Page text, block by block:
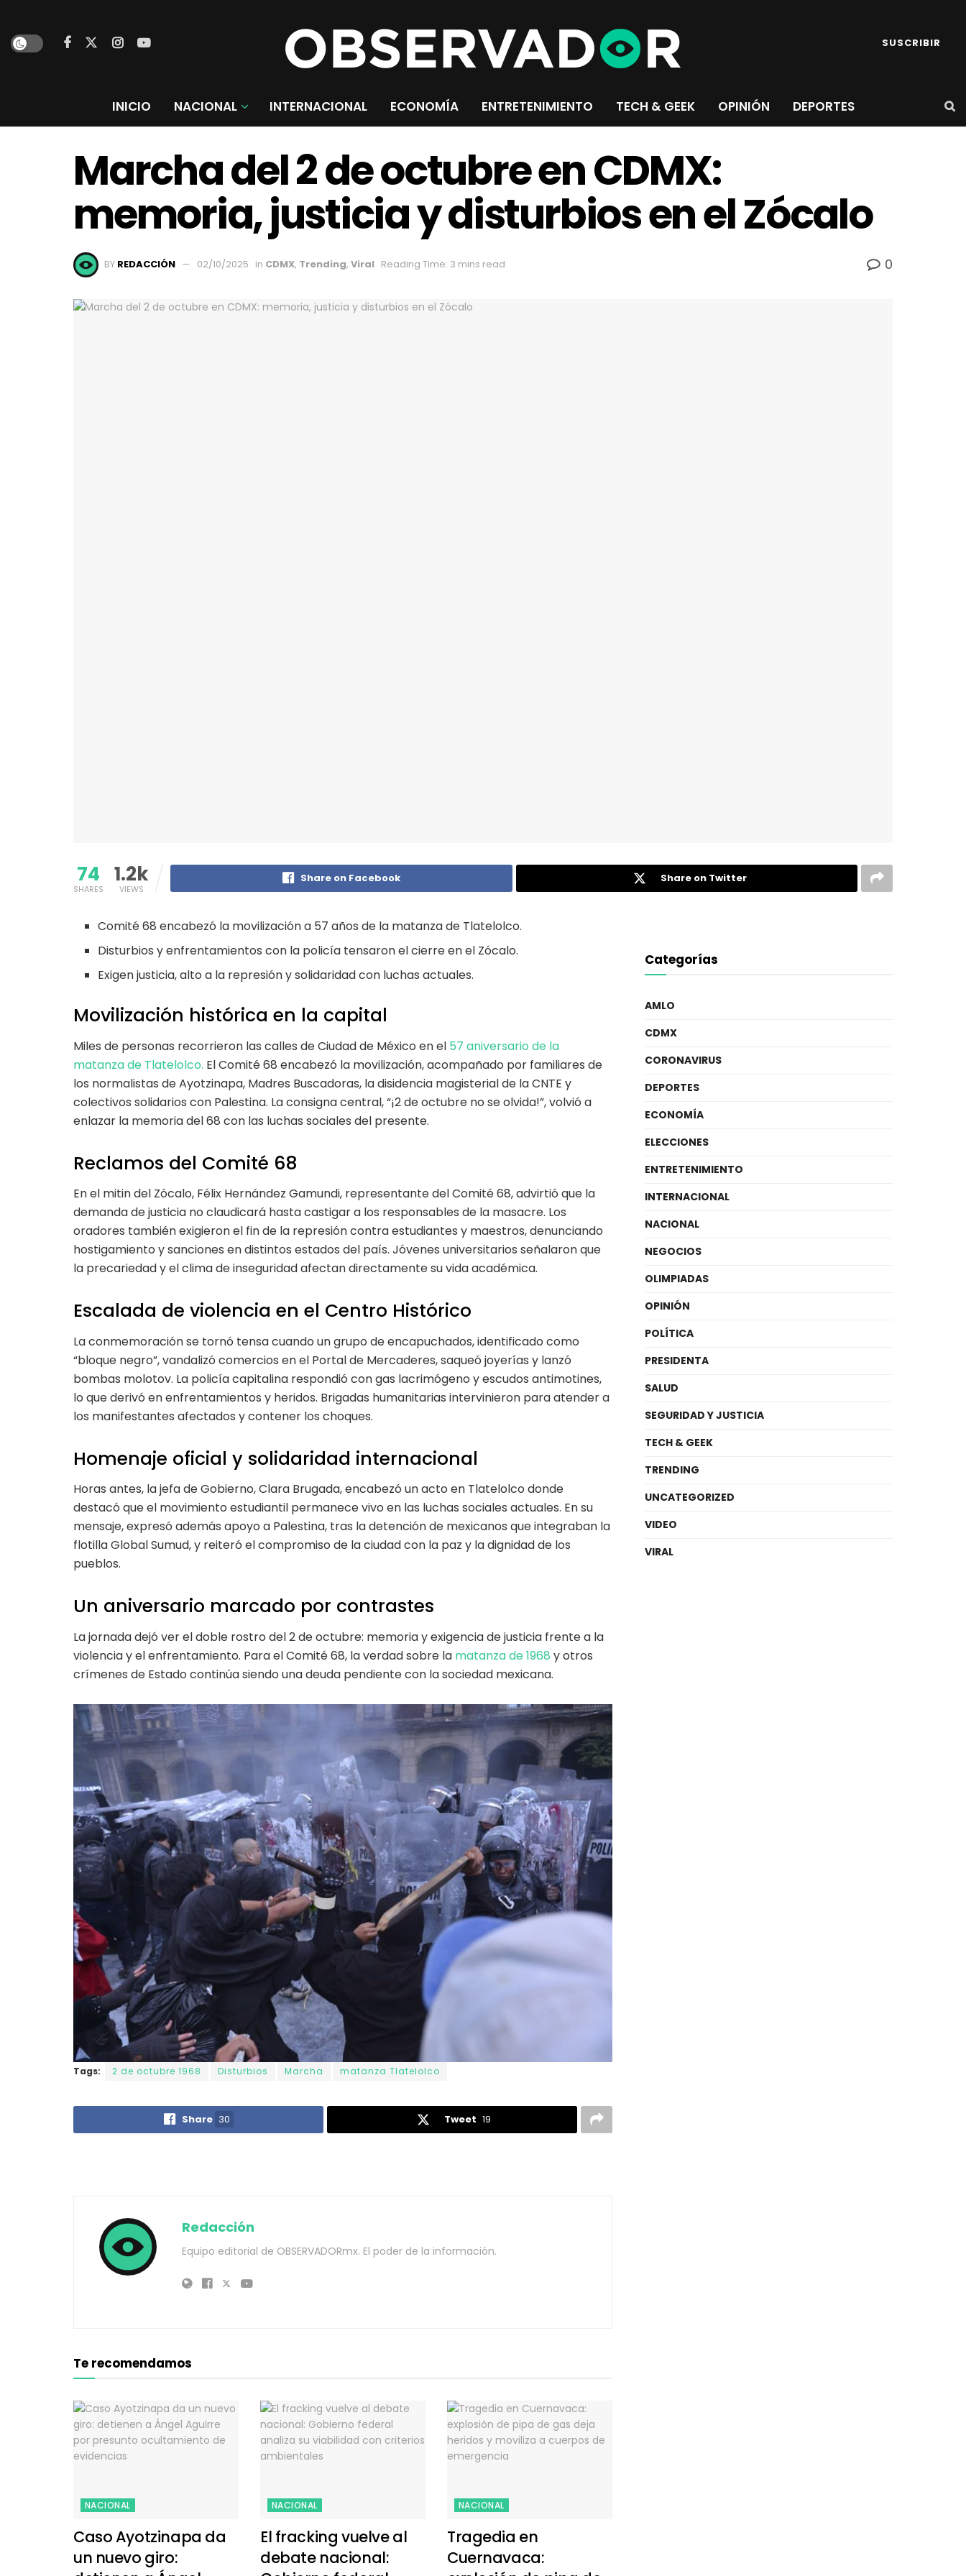
SUSCRIBIR
INICIO NACIONAL INTERNACIONAL ECONOMÍA ENTRETENIMIENTO TECH & GEEK OPINIÓN DEPORTES
Marcha del 2 de octubre en CDMX:
memoria, justicia y disturbios en el Zócalo
BY REDACCIÓN 02/10/2025 in CDMX, Trending, Viral Reading Time: 3 mins read 0
74
SHARES
1.2k
VIEWS
Share on Facebook Share on Twitter
Comité 68 encabezó la movilización a 57 años de la matanza de Tlatelolco.
Disturbios y enfrentamientos con la policía tensaron el cierre en el Zócalo.
Exigen justicia, alto a la represión y solidaridad con luchas actuales.
Movilización histórica en la capital
Miles de personas recorrieron las calles de Ciudad de México en el 57 aniversario de la
matanza de Tlatelolco. El Comité 68 encabezó la movilización, acompañado por familiares de
los normalistas de Ayotzinapa, Madres Buscadoras, la disidencia magisterial de la CNTE y
colectivos solidarios con Palestina. La consigna central, “¡2 de octubre no se olvida!”, volvió a
enlazar la memoria del 68 con las luchas sociales del presente.
Reclamos del Comité 68
En el mitin del Zócalo, Félix Hernández Gamundi, representante del Comité 68, advirtió que la
demanda de justicia no claudicará hasta castigar a los responsables de la masacre. Los
oradores también exigieron el fin de la represión contra estudiantes y maestros, denunciando
hostigamiento y sanciones en distintos estados del país. Jóvenes universitarios señalaron que
la precariedad y el clima de inseguridad afectan directamente su vida académica.
Escalada de violencia en el Centro Histórico
La conmemoración se tornó tensa cuando un grupo de encapuchados, identificado como
“bloque negro”, vandalizó comercios en el Portal de Mercaderes, saqueó joyerías y lanzó
bombas molotov. La policía capitalina respondió con gas lacrimógeno y escudos antimotines,
lo que derivó en enfrentamientos y heridos. Brigadas humanitarias intervinieron para atender a
los manifestantes afectados y contener los choques.
Homenaje oficial y solidaridad internacional
Horas antes, la jefa de Gobierno, Clara Brugada, encabezó un acto en Tlatelolco donde
destacó que el movimiento estudiantil permanece vivo en las luchas sociales actuales. En su
mensaje, expresó además apoyo a Palestina, tras la detención de mexicanos que integraban la
flotilla Global Sumud, y reiteró el compromiso de la ciudad con la paz y la dignidad de los
pueblos.
Un aniversario marcado por contrastes
La jornada dejó ver el doble rostro del 2 de octubre: memoria y exigencia de justicia frente a la
violencia y el enfrentamiento. Para el Comité 68, la verdad sobre la matanza de 1968 y otros
crímenes de Estado continúa siendo una deuda pendiente con la sociedad mexicana.
Tags: 2 de octubre 1968 Disturbios Marcha matanza Tlatelolco
Share 30 Tweet 19
Redacción
Equipo editorial de OBSERVADORmx. El poder de la información.
Te recomendamos
NACIONAL
Caso Ayotzinapa da
un nuevo giro:
NACIONAL
El fracking vuelve al
debate nacional:
NACIONAL
Tragedia en
Cuernavaca:
Categorías
AMLO
CDMX
CORONAVIRUS
DEPORTES
ECONOMÍA
ELECCIONES
ENTRETENIMIENTO
INTERNACIONAL
NACIONAL
NEGOCIOS
OLIMPIADAS
OPINIÓN
POLÍTICA
PRESIDENTA
SALUD
SEGURIDAD Y JUSTICIA
TECH & GEEK
TRENDING
UNCATEGORIZED
VIDEO
VIRAL